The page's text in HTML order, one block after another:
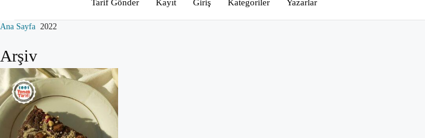
Tarif Gönder Kayıt Giriş Kategoriler Yazarlar
Ana Sayfa 2022
Arşiv